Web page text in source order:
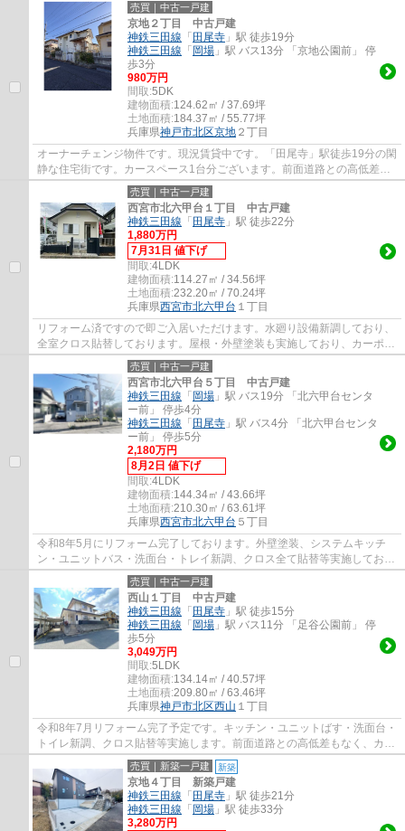
売買｜中古一戸建
京地２丁目 中古戸建
神鉄三田線 「 田尾寺 」駅 徒歩19分
神鉄三田線 「 岡場 」駅 バス13分 「京地公園前」 停
歩3分
980万円
間取:5DK
建物面積:124.62㎡ / 37.69坪
土地面積:184.37㎡ / 55.77坪
兵庫県神戸市北区京地 ２丁目
オーナーチェンジ物件です。現況賃貸中です。「田尾寺」駅徒歩19分の閑
静な住宅街です。カースペース1台分ございます。前面道路との高低差も
なく幅員約6.0ｍございますので駐車も楽々...
売買｜中古一戸建
西宮市北六甲台１丁目 中古戸建
神鉄三田線 「 田尾寺 」駅 徒歩22分
1,880万円
7月31日 値下げ
間取:4LDK
建物面積:114.27㎡ / 34.56坪
土地面積:232.20㎡ / 70.24坪
兵庫県西宮市北六甲台 １丁目
リフォーム済ですので即ご入居いただけます。水廻り設備新調しており、
全室クロス貼替しております。屋根・外壁塗装も実施しており、カーポー
ト新設しております。前面道路との高低差...
売買｜中古一戸建
西宮市北六甲台５丁目 中古戸建
神鉄三田線 「 岡場 」駅 バス19分 「北六甲台センタ
ー前」 停歩4分
神鉄三田線 「 田尾寺 」駅 バス4分 「北六甲台センタ
ー前」 停歩5分
2,180万円
8月2日 値下げ
間取:4LDK
建物面積:144.34㎡ / 43.66坪
土地面積:210.30㎡ / 63.61坪
兵庫県西宮市北六甲台 ５丁目
令和8年5月にリフォーム完了しております。外壁塗装、システムキッチ
ン・ユニットバス・洗面台・トレイ新調、クロス全て貼替等実施しており
ます。納戸やWICなど収納も豊富です。北西角...
売買｜中古一戸建
西山１丁目 中古戸建
神鉄三田線 「 田尾寺 」駅 徒歩15分
神鉄三田線 「 岡場 」駅 バス11分 「足谷公園前」 停
歩5分
3,049万円
間取:5LDK
建物面積:134.14㎡ / 40.57坪
土地面積:209.80㎡ / 63.46坪
兵庫県神戸市北区西山 １丁目
令和8年7月リフォーム完了予定です。キッチン・ユニットばす・洗面台・
トイレ新調、クロス貼替等実施します。前面道路との高低差もなく、カー
ポート付きで駐車場の心配はございません...
売買｜新築一戸建 新築
京地４丁目 新築戸建
神鉄三田線 「 田尾寺 」駅 徒歩21分
神鉄三田線 「 岡場 」駅 徒歩33分
3,280万円